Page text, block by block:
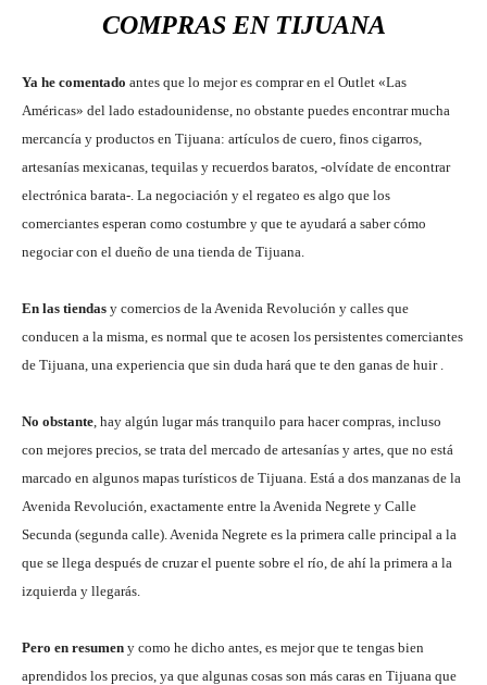
COMPRAS EN TIJUANA
Ya he comentado antes que lo mejor es comprar en el Outlet «Las
Américas» del lado estadounidense, no obstante puedes encontrar mucha
mercancía y productos en Tijuana: artículos de cuero, finos cigarros,
artesanías mexicanas, tequilas y recuerdos baratos, -olvídate de encontrar
electrónica barata-. La negociación y el regateo es algo que los
comerciantes esperan como costumbre y que te ayudará a saber cómo
negociar con el dueño de una tienda de Tijuana.
En las tiendas y comercios de la Avenida Revolución y calles que
conducen a la misma, es normal que te acosen los persistentes comerciantes
de Tijuana, una experiencia que sin duda hará que te den ganas de huir .
No obstante , hay algún lugar más tranquilo para hacer compras, incluso
con mejores precios, se trata del mercado de artesanías y artes, que no está
marcado en algunos mapas turísticos de Tijuana. Está a dos manzanas de la
Avenida Revolución, exactamente entre la Avenida Negrete y Calle
Secunda (segunda calle). Avenida Negrete es la primera calle principal a la
que se llega después de cruzar el puente sobre el río, de ahí la primera a la
izquierda y llegarás.
Pero en resumen y como he dicho antes, es mejor que te tengas bien
aprendidos los precios, ya que algunas cosas son más caras en Tijuana que